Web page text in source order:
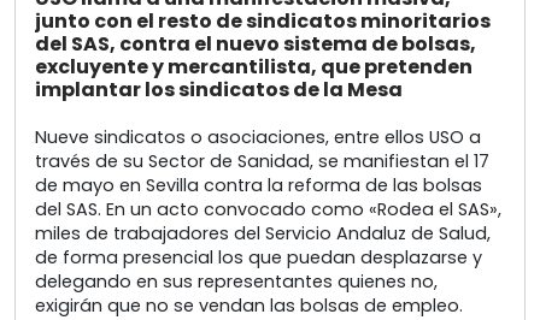
junto con el resto de sindicatos minoritarios
del SAS, contra el nuevo sistema de bolsas,
excluyente y mercantilista, que pretenden
implantar los sindicatos de la Mesa
Nueve sindicatos o asociaciones, entre ellos USO a
través de su Sector de Sanidad, se manifiestan el 17
de mayo en Sevilla contra la reforma de las bolsas
del SAS. En un acto convocado como «Rodea el SAS»,
miles de trabajadores del Servicio Andaluz de Salud,
de forma presencial los que puedan desplazarse y
delegando en sus representantes quienes no,
exigirán que no se vendan las bolsas de empleo.